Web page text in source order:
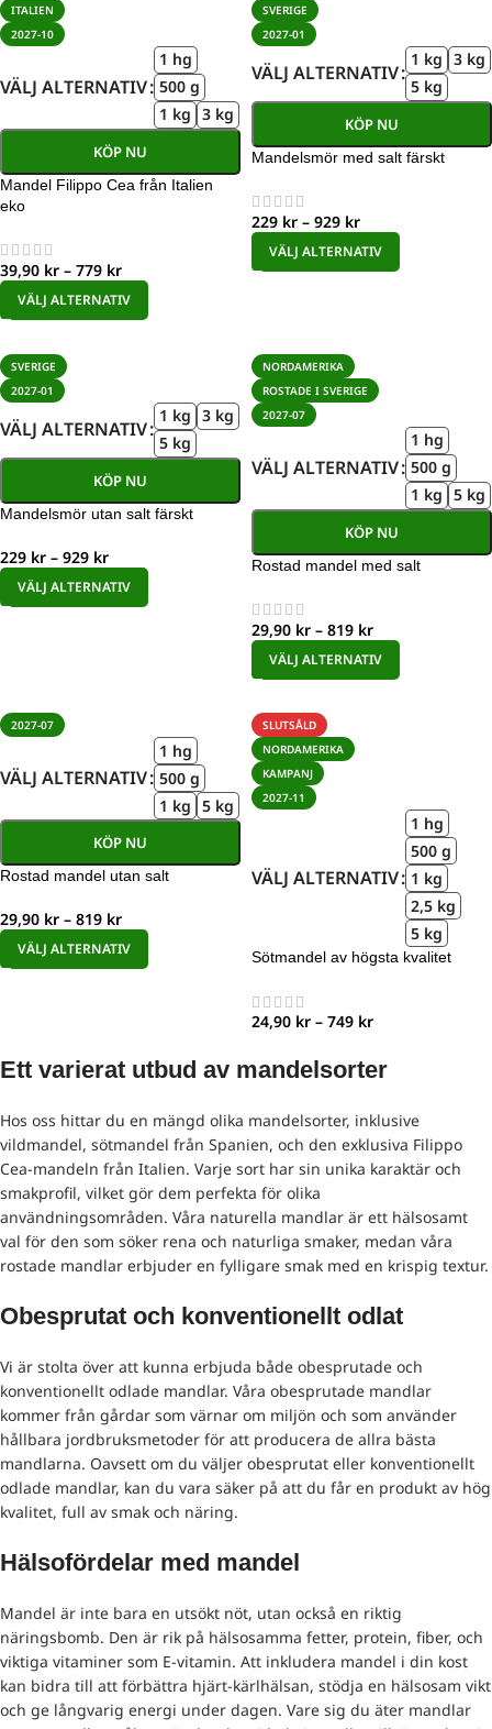
ITALIEN
2027-10
VÄLJ ALTERNATIV
1 hg
500 g
1 kg 3 kg
KÖP NU
Mandel Filippo Cea från Italien
eko
39,90 kr – 779 kr
VÄLJ ALTERNATIV
SVERIGE
2027-01
VÄLJ ALTERNATIV
1 kg 3 kg
5 kg
KÖP NU
Mandelsmör med salt färskt
229 kr – 929 kr
VÄLJ ALTERNATIV
SVERIGE
2027-01
VÄLJ ALTERNATIV
1 kg 3 kg
5 kg
KÖP NU
Mandelsmör utan salt färskt
229 kr – 929 kr
VÄLJ ALTERNATIV
NORDAMERIKA
ROSTADE I SVERIGE
2027-07
VÄLJ ALTERNATIV
1 hg
500 g
1 kg 5 kg
KÖP NU
Rostad mandel med salt
29,90 kr – 819 kr
VÄLJ ALTERNATIV
2027-07
VÄLJ ALTERNATIV
1 hg
500 g
1 kg 5 kg
KÖP NU
Rostad mandel utan salt
29,90 kr – 819 kr
VÄLJ ALTERNATIV
SLUTSÅLD
NORDAMERIKA
KAMPANJ
2027-11
VÄLJ ALTERNATIV
1 hg
500 g
1 kg
2,5 kg
5 kg
Sötmandel av högsta kvalitet
24,90 kr – 749 kr
Ett varierat utbud av mandelsorter
Hos oss hittar du en mängd olika mandelsorter, inklusive
vildmandel, sötmandel från Spanien, och den exklusiva Filippo
Cea-mandeln från Italien. Varje sort har sin unika karaktär och
smakprofil, vilket gör dem perfekta för olika
användningsområden. Våra naturella mandlar är ett hälsosamt
val för den som söker rena och naturliga smaker, medan våra
rostade mandlar erbjuder en fylligare smak med en krispig textur.
Obesprutat och konventionellt odlat
Vi är stolta över att kunna erbjuda både obesprutade och
konventionellt odlade mandlar. Våra obesprutade mandlar
kommer från gårdar som värnar om miljön och som använder
hållbara jordbruksmetoder för att producera de allra bästa
mandlarna. Oavsett om du väljer obesprutat eller konventionellt
odlade mandlar, kan du vara säker på att du får en produkt av hög
kvalitet, full av smak och näring.
Hälsofördelar med mandel
Mandel är inte bara en utsökt nöt, utan också en riktig
näringsbomb. Den är rik på hälsosamma fetter, protein, fiber, och
viktiga vitaminer som E-vitamin. Att inkludera mandel i din kost
kan bidra till att förbättra hjärt-kärlhälsan, stödja en hälsosam vikt
och ge långvarig energi under dagen. Vare sig du äter mandlar